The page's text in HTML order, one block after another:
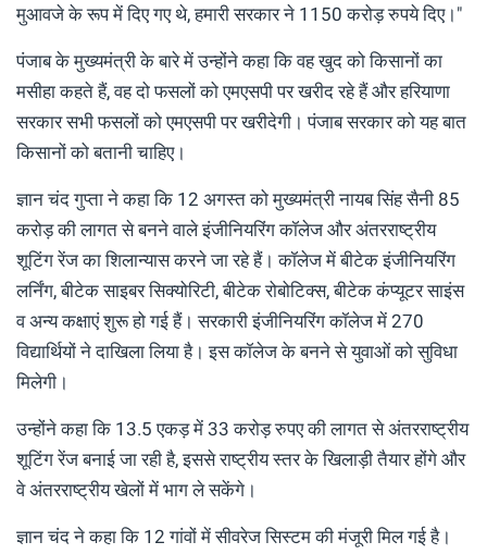
मुआवजे के रूप में दिए गए थे, हमारी सरकार ने 1150 करोड़ रुपये दिए।"
पंजाब के मुख्यमंत्री के बारे में उन्होंने कहा कि वह खुद को किसानों का
मसीहा कहते हैं, वह दो फसलों को एमएसपी पर खरीद रहे हैं और हरियाणा
सरकार सभी फसलों को एमएसपी पर खरीदेगी। पंजाब सरकार को यह बात
किसानों को बतानी चाहिए।
ज्ञान चंद गुप्ता ने कहा कि 12 अगस्त को मुख्यमंत्री नायब सिंह सैनी 85
करोड़ की लागत से बनने वाले इंजीनियरिंग कॉलेज और अंतरराष्ट्रीय
शूटिंग रेंज का शिलान्यास करने जा रहे हैं। कॉलेज में बीटेक इंजीनियरिंग
लर्निंग, बीटेक साइबर सिक्योरिटी, बीटेक रोबोटिक्स, बीटेक कंप्यूटर साइंस
व अन्य कक्षाएं शुरू हो गई हैं। सरकारी इंजीनियरिंग कॉलेज में 270
विद्यार्थियों ने दाखिला लिया है। इस कॉलेज के बनने से युवाओं को सुविधा
मिलेगी।
उन्होंने कहा कि 13.5 एकड़ में 33 करोड़ रुपए की लागत से अंतरराष्ट्रीय
शूटिंग रेंज बनाई जा रही है, इससे राष्ट्रीय स्तर के खिलाड़ी तैयार होंगे और
वे अंतरराष्ट्रीय खेलों में भाग ले सकेंगे।
ज्ञान चंद ने कहा कि 12 गांवों में सीवरेज सिस्टम की मंजूरी मिल गई है।